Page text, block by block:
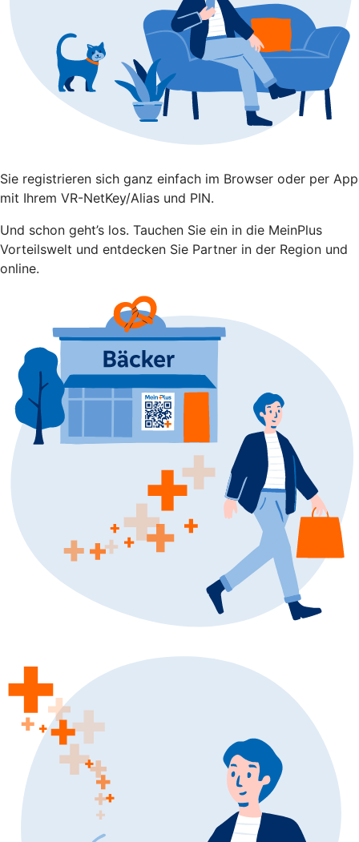
Sie registrieren sich ganz einfach im Browser oder per App
mit Ihrem VR-NetKey/Alias und PIN.
Und schon geht’s los. Tauchen Sie ein in die MeinPlus
Vorteilswelt und entdecken Sie Partner in der Region und
online.